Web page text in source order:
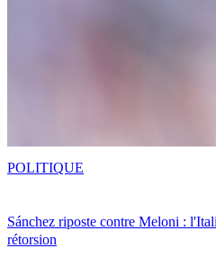
Sánchez riposte contre Meloni :
rétorsion
POLITIQUE